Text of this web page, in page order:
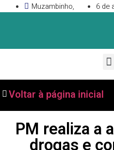
Muzambinho, 6 de
Voltar à página inicial
PM realiza a
drogas e